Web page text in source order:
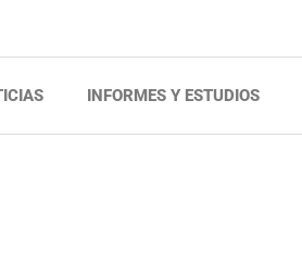
INFORMES Y ESTUDIOS